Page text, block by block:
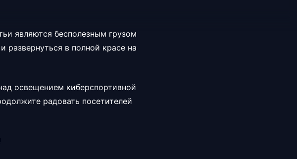
являются бесполезным грузом
развернуться в полной красе на
освещением киберспортивной
радовать посетителей